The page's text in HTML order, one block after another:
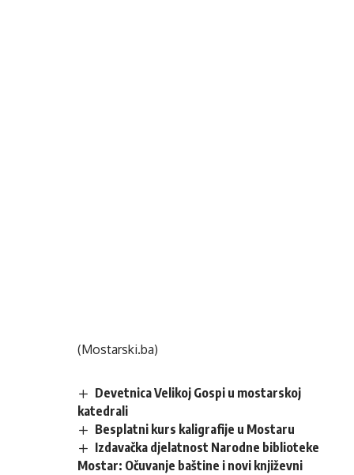
(Mostarski.ba)
Devetnica Velikoj Gospi u mostarskoj
katedrali
Besplatni kurs kaligrafije u Mostaru
Izdavačka djelatnost Narodne biblioteke
Mostar: Očuvanje baštine i novi književni